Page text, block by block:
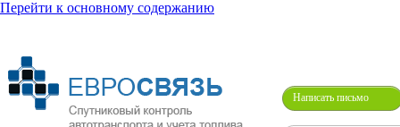
Перейти к основному содержанию
Написать письмо